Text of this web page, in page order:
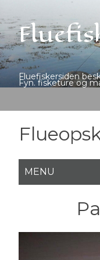
Fluefiskersiden
Fyn. fisketure og